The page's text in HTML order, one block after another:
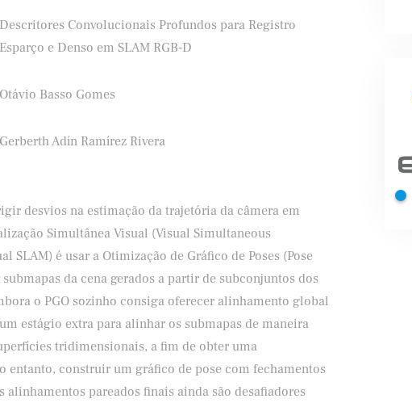
Descritores Convolucionais Profundos para Registro
Esparço e Denso em SLAM RGB-D
Otávio Basso Gomes
Gerberth Adín Ramírez Rivera
desvios na estimação da trajetória da câmera em
Simultânea Visual (Visual Simultaneous
SLAM) é usar a Otimização de Gráfico de Poses (Pose
da cena gerados a partir de subconjuntos dos
o PGO sozinho consiga oferecer alinhamento global
estágio extra para alinhar os submapas de maneira
tridimensionais, a fim de obter uma
entanto, construir um gráfico de pose com fechamentos
alinhamentos pareados finais ainda são desafiadores
ifood